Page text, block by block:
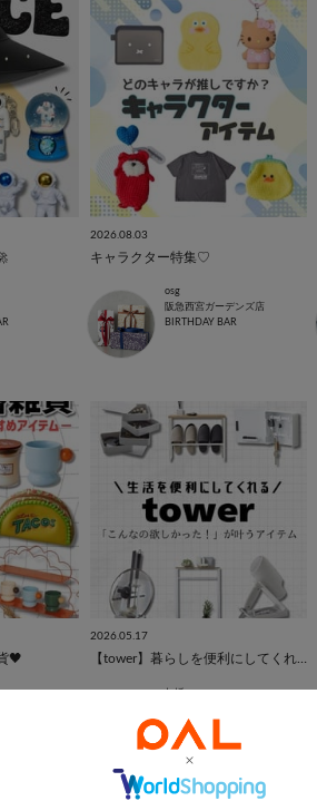
2026.08.03
キャラクター特集♡
osg
阪急西宮ガーデンズ店
BIRTHDAY BAR
🖤
2026.05.17
しほ
BIRTHDAY BAR